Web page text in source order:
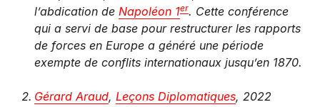
l’abdication de Napoléon 1er. Cette conférence
qui a servi de base pour restructurer les rapports
de forces en Europe a généré une période
exempte de conflits internationaux jusqu’en 1870.
Gérard Araud, Leçons Diplomatiques, 2022